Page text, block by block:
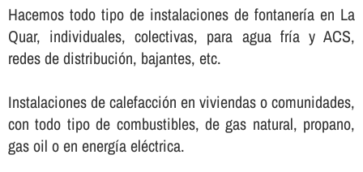
Hacemos todo tipo de instalaciones de fontanerí­a en La
Quar, individuales, colectivas, para agua frí­a y ACS,
redes de distribución, bajantes, etc.
Instalaciones de calefacción en viviendas o comunidades,
con todo tipo de combustibles, de gas natural, propano,
gas oil o en energí­a eléctrica.